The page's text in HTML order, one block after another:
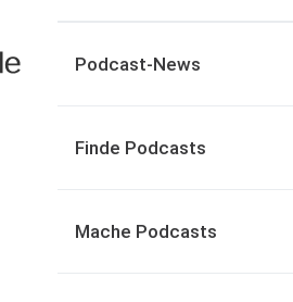
Podcast-News
Finde Podcasts
Mache Podcasts